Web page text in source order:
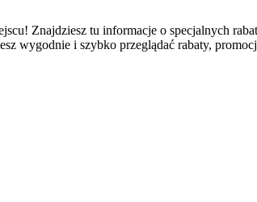
Znajdziesz tu informacje o specjalnych
wygodnie i szybko przeglądać rabaty,